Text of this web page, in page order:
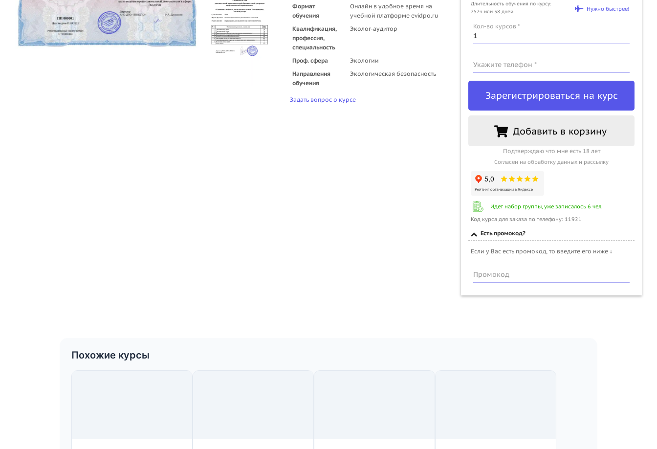
Формат
обучения
Онлайн в удобное время на
учебной платформе evidpo.ru
Квалификация,
профессия,
специальность
Эколог-аудитор
Проф. сфера
Экологии
Направления
обучения
Экологическая безопасность
Задать вопрос о курсе
Длительность обучения по курсу:
252ч или 38 дней
Нужно быстрее!
Кол-во курсов *
Укажите телефон *
Зарегистрироваться на курс
Добавить в корзину
Подтверждаю что мне есть 18 лет
Согласен на обработку данных и рассылку
Идет набор группы, уже записалось 6 чел.
Код курса для заказа по телефону: 11921
Есть промокод?
Если у Вас есть промокод, то введите его ниже ↓
Промокод
Похожие курсы